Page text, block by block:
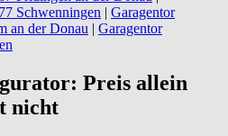
Schwenningen | Garagentor
an der Donau | Garagentor
Preis allein
nicht